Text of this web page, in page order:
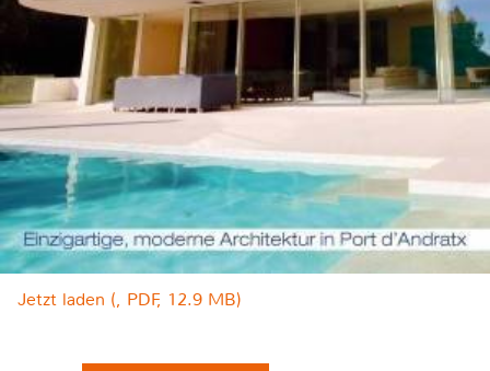
Jetzt laden (, PDF, 12.9 MB)